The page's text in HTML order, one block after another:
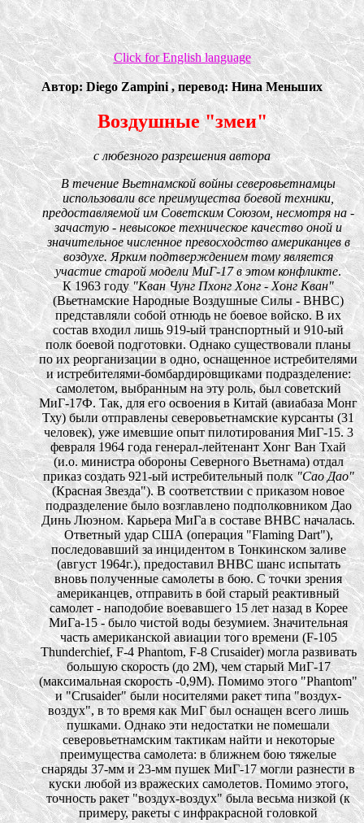
Click for English language
Автор: Diego Zampini , перевод: Нина Меньших
Воздушные "змеи"
с любезного разрешения автора
В течение Вьетнамской войны северовьетнамцы
использовали все преимущества боевой техники,
предоставляемой им Советским Союзом, несмотря на -
зачастую - невысокое техническое качество оной и
значительное численное превосходство американцев в
воздухе. Ярким подтверждением тому является
участие старой модели МиГ-17 в этом конфликте.
К 1963 году "Кван Чунг Пхонг Хонг - Хонг Кван"
(Вьетнамские Народные Воздушные Силы - ВНВС)
представляли собой отнюдь не боевое войско. В их
состав входил лишь 919-ый транспортный и 910-ый
полк боевой подготовки. Однако существовали планы
по их реорганизации в одно, оснащенное истребителями
и истребителями-бомбардировщиками подразделение:
самолетом, выбранным на эту роль, был советский
МиГ-17Ф. Так, для его освоения в Китай (авиабаза Монг
Тху) были отправлены северовьетнамские курсанты (31
человек), уже имевшие опыт пилотирования МиГ-15. 3
февраля 1964 года генерал-лейтенант Хонг Ван Тхай
(и.о. министра обороны Северного Вьетнама) отдал
приказ создать 921-ый истребительный полк"Сао Дао"
(Красная Звезда"). В соответствии с приказом новое
подразделение было возглавлено подполковником Дао
Динь Люэном. Карьера МиГа в составе ВНВС началась.
Ответный удар США (операция "Flaming Dart"),
последовавший за инцидентом в Тонкинском заливе
(август 1964г.), предоставил ВНВС шанс испытать
вновь полученные самолеты в бою. С точки зрения
американцев, отправить в бой старый реактивный
самолет - наподобие воевавшего 15 лет назад в Корее
МиГа-15 - было чистой воды безумием. Значительная
часть американской авиации того времени (F-105
Thunderchief, F-4 Phantom, F-8 Crusaider) могла развивать
большую скорость (до 2M), чем старый МиГ-17
(максимальная скорость -0,9M). Помимо этого "Phantom"
и "Crusaider" были носителями ракет типа "воздух-
воздух", в то время как МиГ был оснащен всего лишь
пушками. Однако эти недостатки не помешали
северовьетнамским тактикам найти и некоторые
преимущества самолета: в ближнем бою тяжелые
снаряды 37-мм и 23-мм пушек МиГ-17 могли разнести в
куски любой из вражеских самолетов. Помимо этого,
точность ракет "воздух-воздух" была весьма низкой (к
примеру, ракеты с инфракрасной головкой